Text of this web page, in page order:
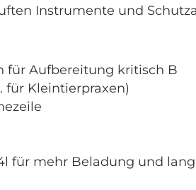
Instrumente und
für Aufbereitung kritisch B
für Kleintierpraxen)
für mehr Beladung und